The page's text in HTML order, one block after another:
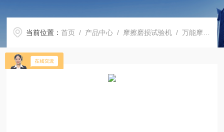
当前位置：首页 / 产品中心 / 摩擦磨损试验机 /万能摩擦磨损试验机